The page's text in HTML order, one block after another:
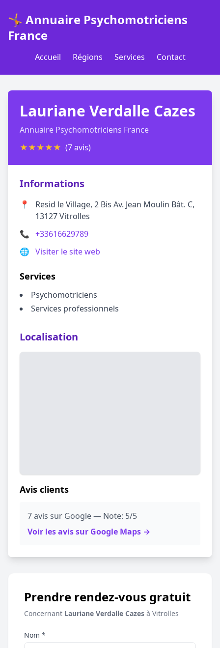
🤸 Annuaire Psychomotriciens
France
Accueil Régions Services Contact
Lauriane Verdalle Cazes
Annuaire Psychomotriciens France
★★★★★ (7 avis)
Informations
📍
Resid le Village, 2 Bis Av. Jean Moulin Bât. C,
13127 Vitrolles
📞 +33616629789
🌐 Visiter le site web
Services
Psychomotriciens
Services professionnels
Localisation
Avis clients
7 avis sur Google — Note: 5/5
Voir les avis sur Google Maps →
Prendre rendez-vous gratuit
Concernant Lauriane Verdalle Cazes à Vitrolles
Nom *